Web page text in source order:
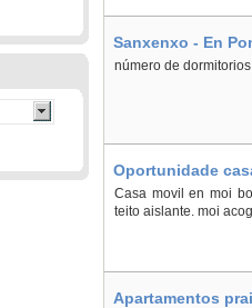
Sanxenxo - En
número de
Oportunidade
Casa movil en moi
teito aislante. moi
Apartamentos